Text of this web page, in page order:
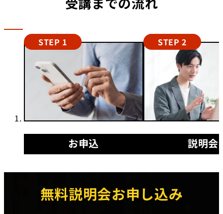
STEP 1
お申込
STEP 2
説明会
無料説明会お申し込み